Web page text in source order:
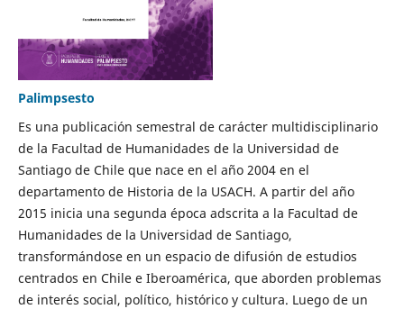
Palimpsesto
Es una publicación semestral de carácter multidisciplinario
de la Facultad de Humanidades de la Universidad de
Santiago de Chile que nace en el año 2004 en el
departamento de Historia de la USACH. A partir del año
2015 inicia una segunda época adscrita a la Facultad de
Humanidades de la Universidad de Santiago,
transformándose en un espacio de difusión de estudios
centrados en Chile e Iberoamérica, que aborden problemas
de interés social, político, histórico y cultura. Luego de un